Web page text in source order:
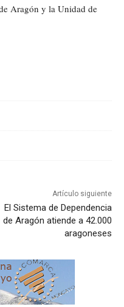
Aragón y la Unidad de
Artículo siguiente
El Sistema de Dependencia
de Aragón atiende a 42.000
aragoneses